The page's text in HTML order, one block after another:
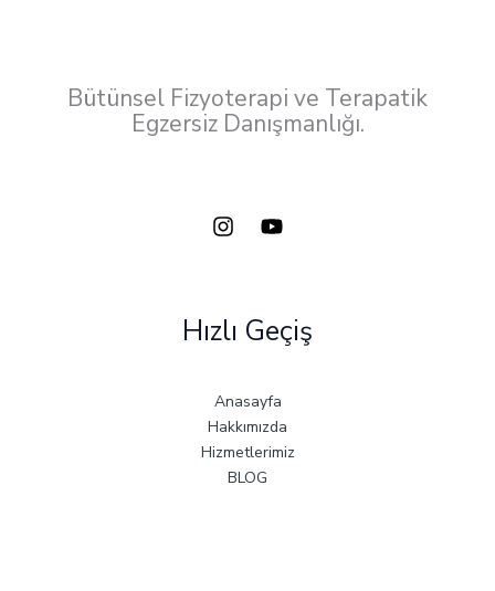
Bütünsel Fizyoterapi ve Terapatik
Egzersiz Danışmanlığı.
Hızlı Geçiş
Anasayfa
Hakkımızda
Hizmetlerimiz
BLOG